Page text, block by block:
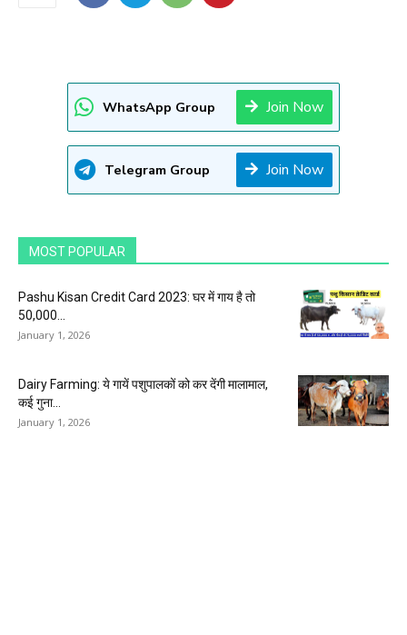
WhatsApp Group Join Now
Telegram Group Join Now
MOST POPULAR
Pashu Kisan Credit Card 2023: घर में गाय है तो
50,000...
January 1, 2026
Dairy Farming: ये गायें पशुपालकों को कर देंगी मालामाल,
कई गुना...
January 1, 2026